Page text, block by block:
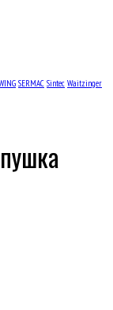
SERMAC Sintec Waitzinger